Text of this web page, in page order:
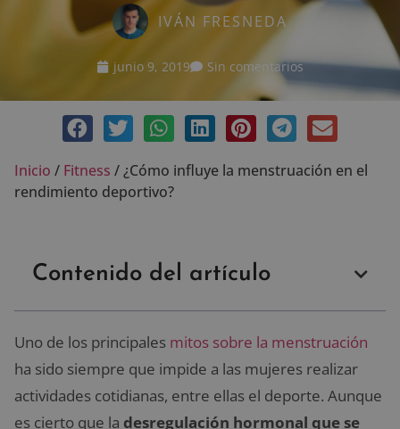
IVÁN FRESNEDA
junio 9, 2019 Sin comentarios
Inicio / Fitness /¿Cómo influye la menstruación en el
rendimiento deportivo?
Contenido del artículo
Uno de los principales mitos sobre la menstruación
ha sido siempre que impide a las mujeres realizar
actividades cotidianas, entre ellas el deporte. Aunque
es cierto que la desregulación hormonal que se